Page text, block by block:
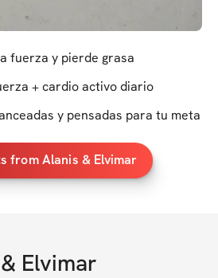
fuerza y pierde grasa
+ cardio activo diario
y pensadas para tu meta
from Alanis & Elvimar
Elvimar